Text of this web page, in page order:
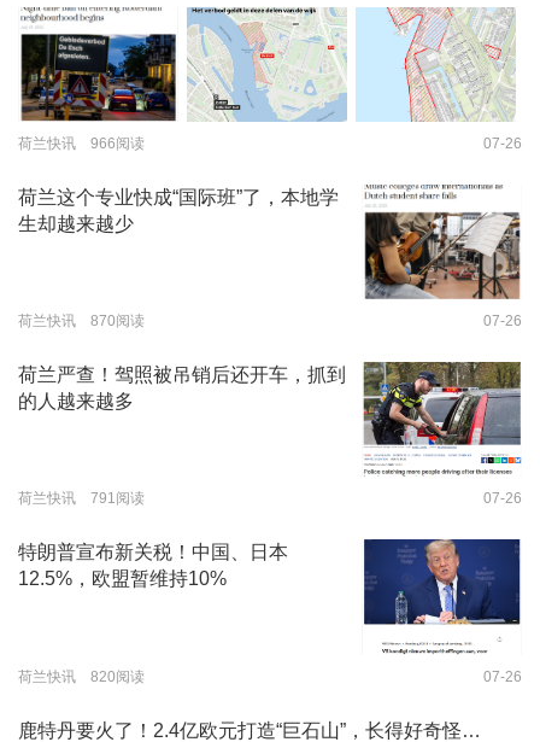
荷兰快讯 966阅读 07-26
荷兰这个专业快成“国际班”了，本地学
生却越来越少
荷兰快讯 870阅读 07-26
荷兰严查！驾照被吊销后还开车，抓到
的人越来越多
荷兰快讯 791阅读 07-26
特朗普宣布新关税！中国、日本
12.5%，欧盟暂维持10%
荷兰快讯 820阅读 07-26
鹿特丹要火了！2.4亿欧元打造“巨石山”，长得好奇怪…